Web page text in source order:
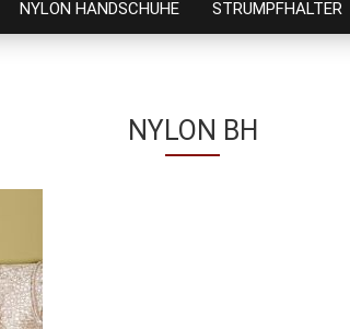
NYLON HANDSCHUHE STRUMPFHALTER
NYLON BH